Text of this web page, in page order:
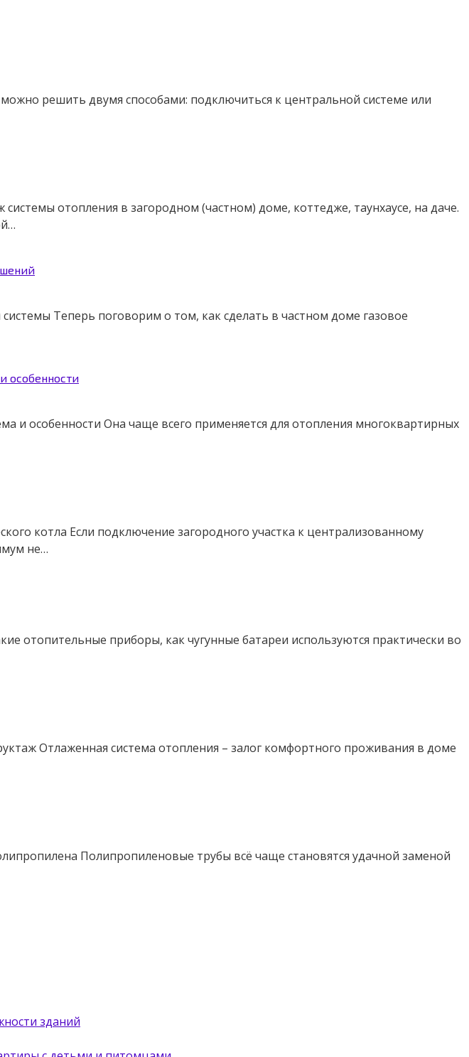
решить двумя способами: подключиться к центральной системе или
отопления в загородном (частном) доме, коттедже, таунхаусе, на даче.
Теперь поговорим о том, как сделать в частном доме газовое
особенности
и особенности Она чаще всего применяется для отопления многоквартирных
котла Если подключение загородного участка к централизованному
не…
отопительные приборы, как чугунные батареи используются практически во
Отлаженная система отопления – залог комфортного проживания в доме
Полипропиленовые трубы всё чаще становятся удачной заменой
зданий